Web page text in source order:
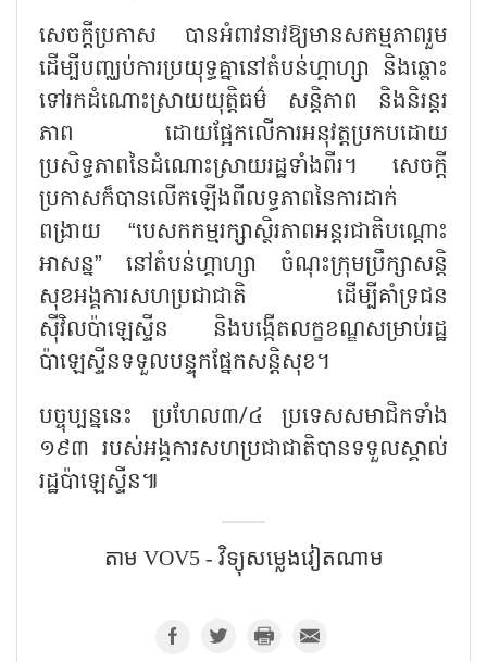
សេចក្តីប្រកាស បានអំពាវនាវឱ្យមានសកម្មភាពរួម
ដើម្បីបញ្ឈប់ការប្រយុទ្ធគ្នានៅតំបន់ហ្គាហ្សា និងឆ្ពោះ
ទៅរកដំណោះស្រាយយុត្តិធម៌ សន្តិភាព និងនិរន្តរ
ភាព ដោយផ្អែកលើការអនុវត្តប្រកបដោយ
ប្រសិទ្ធភាពនៃដំណោះស្រាយរដ្ឋទាំងពីរ។ សេចក្តី
ប្រកាសក៏បានលើកឡើងពីលទ្ធភាពនៃការដាក់
ពង្រាយ “បេសកកម្មរក្សាស្ថិរភាពអន្តរជាតិបណ្តោះ
អាសន្ន” នៅតំបន់ហ្គាហ្សា ចំណុះក្រុមប្រឹក្សាសន្តិ
សុខអង្គការសហប្រជាជាតិ ដើម្បីគាំទ្រជន
ស៊ីវិលប៉ាឡេស្ទីន និងបង្កើតលក្ខខណ្ឌសម្រាប់រដ្ឋ
ប៉ាឡេស្ទីនទទួលបន្ទុកផ្នែកសន្តិសុខ។
បច្ចុប្បន្ននេះ ប្រហែល៣/៤ ប្រទេសសមាជិកទាំង
១៩៣ របស់អង្គការសហប្រជាជាតិបានទទួលស្គាល់
រដ្ឋប៉ាឡេស្ទីន៕
តាម​ VOV5 - វិទ្យុសម្លេងវៀតណាម